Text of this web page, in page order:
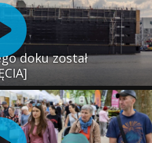
doku został